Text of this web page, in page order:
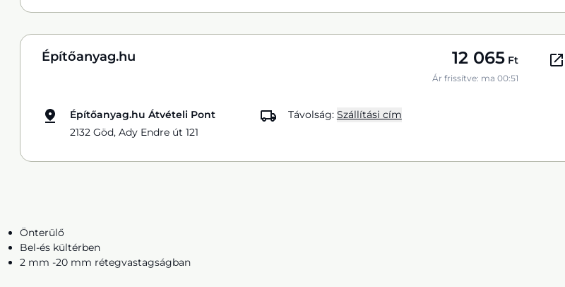
Építőanyag.hu 12 065 Ft
Ár frissítve: ma 00:51
Építőanyag.hu Átvételi Pont
2132 Göd, Ady Endre út 121
Távolság: Szállítási cím
Önterülő
Bel-és kültérben
2 mm -20 mm rétegvastagságban